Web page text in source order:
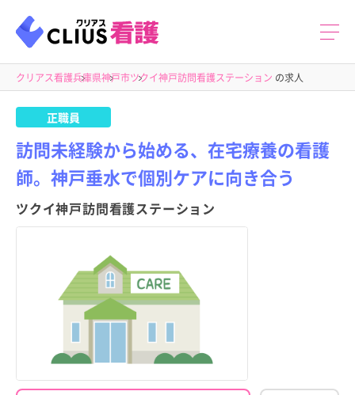
クリアス看護兵庫県神戸市ツクイ神戸訪問看護ステーション の求人
正職員
訪問未経験から始める、在宅療養の看護
師。神戸垂水で個別ケアに向き合う
ツクイ神戸訪問看護ステーション